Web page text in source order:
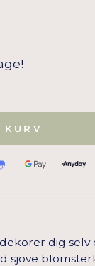
dig selv
sjove